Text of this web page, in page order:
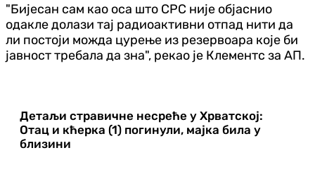
"Бијесан сам као оса што СРС није објаснио
одакле долази тај радиоактивни отпад нити да
ли постоји можда цурење из резервоара које би
јавност требала да зна", рекао је Клементс за АП.
Детаљи стравичне несреће у Хрватској:
Отац и кћерка (1) погинули, мајка била у
близини